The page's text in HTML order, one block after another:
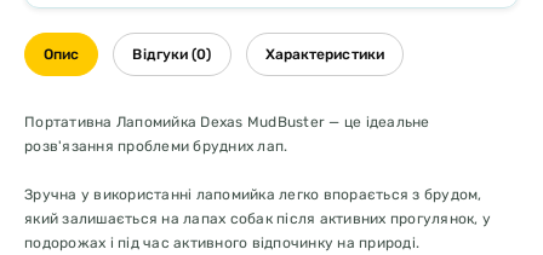
Опис Відгуки (0) Характеристики
Портативна Лапомийка Dexas MudBuster — це ідеальне
розв'язання проблеми брудних лап.
Зручна у використанні лапомийка легко впорається з брудом,
який залишається на лапах собак після активних прогулянок, у
подорожах і під час активного відпочинку на природі.